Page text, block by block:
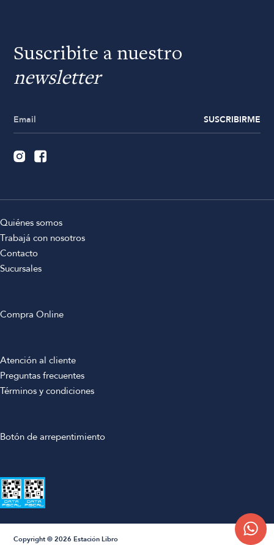
Suscribite a nuestro
newsletter
SUSCRIBIRME
Quiénes somos
Trabajá con nosotros
Contacto
Sucursales
Compra Online
Atención al cliente
Preguntas frecuentes
Términos y condiciones
Botón de arrepentimiento
Copyright © 2026 Estación Libro